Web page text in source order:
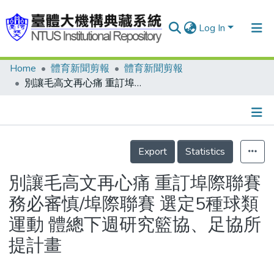
Log In
Communities & Collections
Statistics
Home 體育新聞剪報
體育新聞剪報
別讓毛高文再心痛 重訂埠際聯賽 務必審慎/埠際聯賽 選定5種球類運動 體總下週研究籃協、足協所提計畫
Details
Export
Statistics
別讓毛高文再心痛 重訂埠際聯賽
務必審慎/埠際聯賽 選定5種球類
運動 體總下週研究籃協、足協所
提計畫